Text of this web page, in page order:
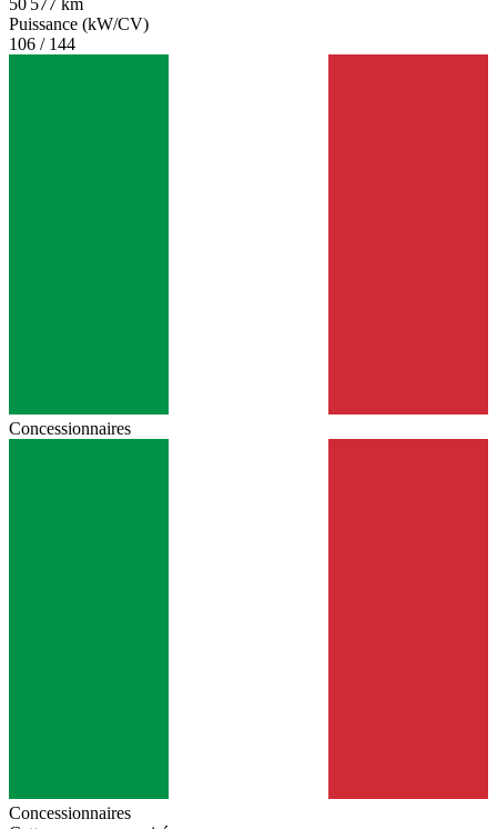
Puissance (kW/CV)
106 / 144
Concessionnaires
Concessionnaires